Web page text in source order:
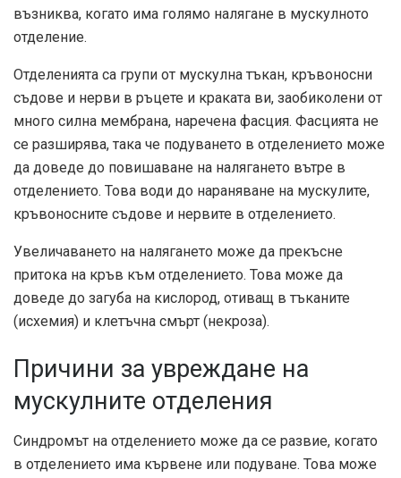
възниква, когато има голямо налягане в мускулното
отделение.
Отделенията са групи от мускулна тъкан, кръвоносни
съдове и нерви в ръцете и краката ви, заобиколени от
много силна мембрана, наречена фасция. Фасцията не
се разширява, така че подуването в отделението може
да доведе до повишаване на налягането вътре в
отделението. Това води до нараняване на мускулите,
кръвоносните съдове и нервите в отделението.
Увеличаването на налягането може да прекъсне
притока на кръв към отделението. Това може да
доведе до загуба на кислород, отиващ в тъканите
(исхемия) и клетъчна смърт (некроза).
Причини за увреждане на
мускулните отделения
Синдромът на отделението може да се развие, когато
в отделението има кървене или подуване. Това може